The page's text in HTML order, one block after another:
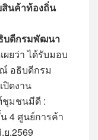
สินค้าท้องถิ่น
บดีกรมพัฒนา
ผยว่า ได้รับมอบ
อธิบดีกรม
ปิดงาน
ชุมชนมีดี :
4 ศูนย์การค้า
.2569